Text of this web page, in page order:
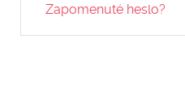
Zapomenuté heslo?